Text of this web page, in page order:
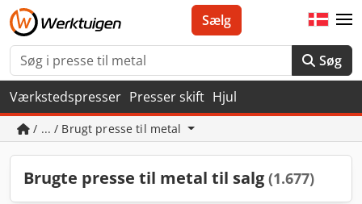
Søg
Sælg
Værkstedspresser Presser skift Hjul
/ ... / Brugt presse til metal
Brugte presse til metal til salg (1.677)